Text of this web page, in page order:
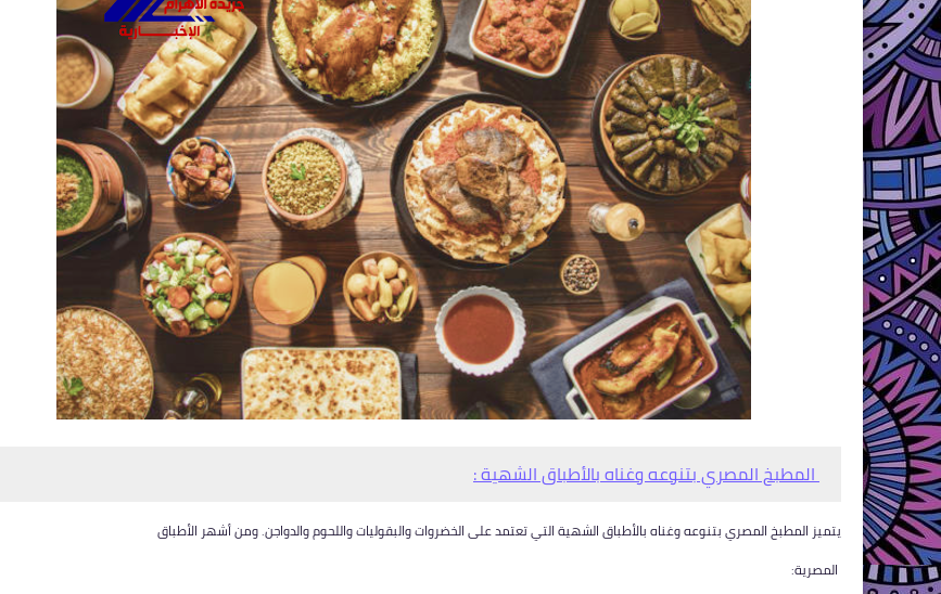
المطبخ المصري بتنوعه وغناه بالأطباق الشهية :
يتميز المطبخ المصري بتنوعه وغناه بالأطباق الشهية التي تعتمد على الخضروات والبقوليات واللحوم والدواجن. ومن أشهر الأطباق
المصرية: